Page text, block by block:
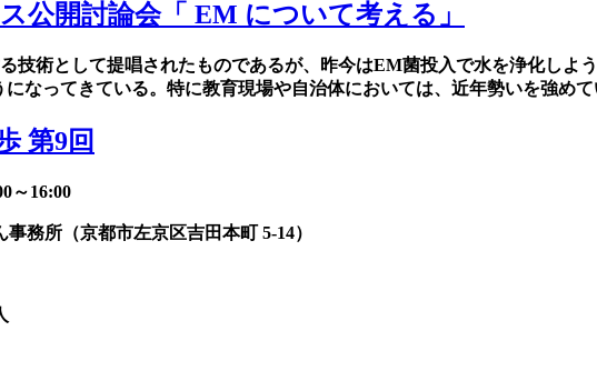
公開討論会「 EM について考える」
技術として提唱されたものであるが、昨今はEM菌投入で水を浄化しよ
なってきている。特に教育現場や自治体においては、近年勢いを強めて
第9回
～16:00
務所（京都市左京区吉田本町 5-14）